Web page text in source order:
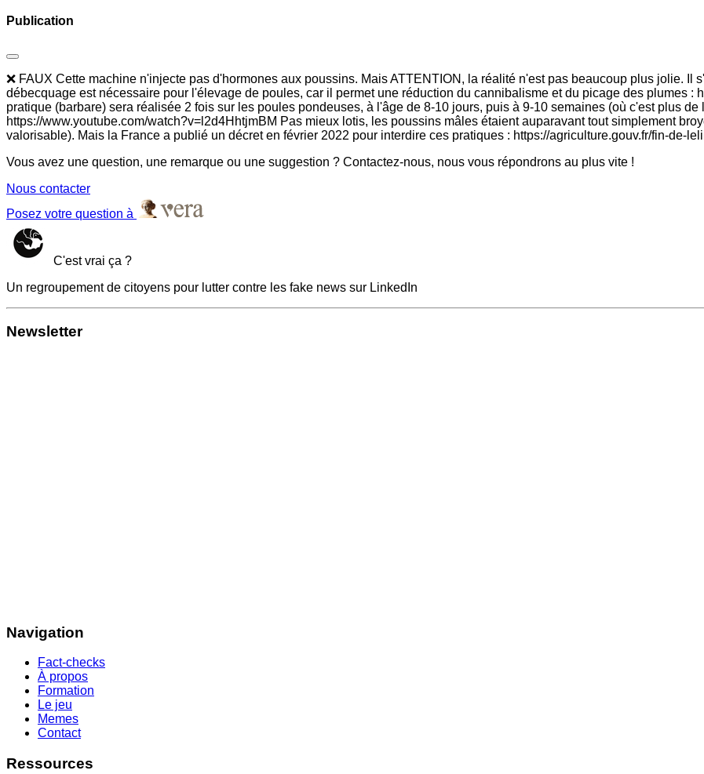
Publication
❌ FAUX Cette machine n'injecte pas d'hormones aux poussins. Mais ATTENTION, la réalité n'est pas beaucoup plus jolie.
débecquage est nécessaire pour l'élevage de poules, car il permet une réduction du cannibalisme et du picage des plumes :
pratique (barbare) sera réalisée 2 fois sur les poules pondeuses, à l'âge de 8-10 jours, puis à 9-10 semaines (où c'est plus
https://www.youtube.com/watch?v=l2d4HhtjmBM Pas mieux lotis, les poussins mâles étaient auparavant tout simplement
valorisable). Mais la France a publié un décret en février 2022 pour interdire ces pratiques : https://agriculture.gouv.fr/fin-de-
Vous avez une question, une remarque ou une suggestion ? Contactez-nous, nous vous répondrons au plus vite !
Nous contacter
Posez votre question à
C'est vrai ça ?
Un regroupement de citoyens pour lutter contre les fake news sur LinkedIn
Newsletter
Navigation
Fact-checks
À propos
Formation
Le jeu
Memes
Contact
Ressources